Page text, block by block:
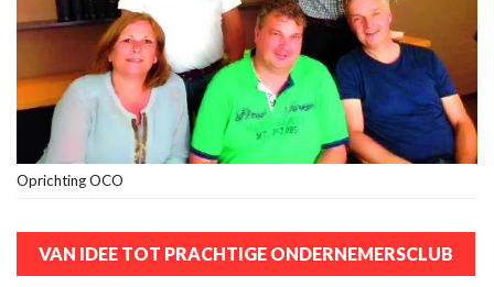
Oprichting OCO
VAN IDEE TOT PRACHTIGE ONDERNEMERSCLUB